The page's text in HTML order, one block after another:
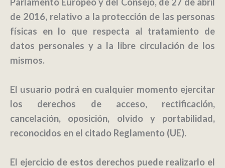
de 2016, relativo a la protección de las personas
físicas en lo que respecta al tratamiento de
datos personales y a la libre circulación de los
mismos.
El usuario podrá en cualquier momento ejercitar
los derechos de acceso, rectificación,
cancelación, oposición, olvido y portabilidad,
reconocidos en el citado Reglamento (UE).
El ejercicio de estos derechos puede realizarlo el